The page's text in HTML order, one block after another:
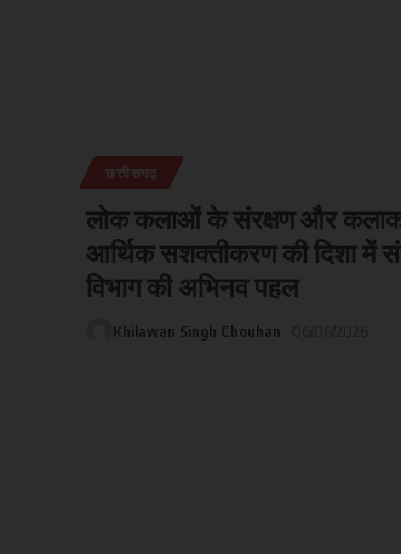
छत्तीसगढ़
लोक कलाओं के संरक्षण और
आर्थिक सशक्तीकरण की दिशा में
विभाग की अभिनव पहल
Khilawan Singh Chouhan